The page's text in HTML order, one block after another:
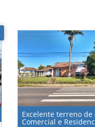
Excelente terreno de
Comercial e